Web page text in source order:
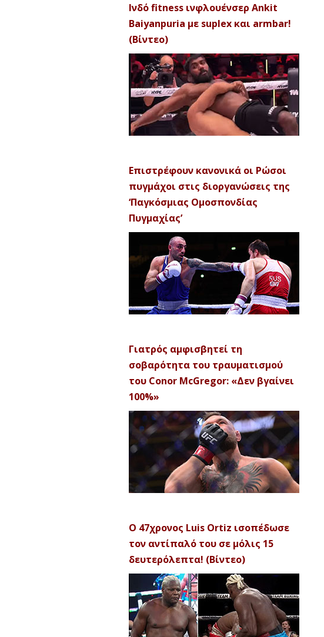
Ινδό fitness ινφλουένσερ Ankit
Baiyanpuria με suplex και armbar!
(Βίντεο)
Επιστρέφουν κανονικά οι Ρώσοι
πυγμάχοι στις διοργανώσεις της
‘Παγκόσμιας Ομοσπονδίας
Πυγμαχίας’
Γιατρός αμφισβητεί τη
σοβαρότητα του τραυματισμού
του Conor McGregor: «Δεν βγαίνει
100%»
Ο 47χρονος Luis Ortiz ισοπέδωσε
τον αντίπαλό του σε μόλις 15
δευτερόλεπτα! (Βίντεο)